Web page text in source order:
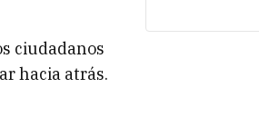
ciudadanos
hacia atrás.